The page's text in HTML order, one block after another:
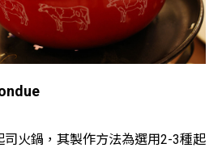
司火鍋，其製作方法為選用2-3種起